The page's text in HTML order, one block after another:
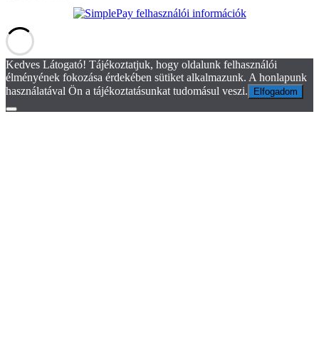
Kedves Látogató! Tájékoztatjuk, hogy oldalunk felhasználói
élményének fokozása érdekében sütiket alkalmazunk. A honlapunk
használatával Ön a tájékoztatásunkat tudomásul veszi.
Elfogadom